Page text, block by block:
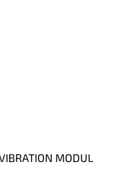
MODUL